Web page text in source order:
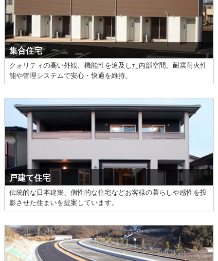
集合住宅
クォリティの高い外観、機能性を追及した内部空間。耐震耐火性
能や管理システムで安心・快適を維持。
戸建て住宅
伝統的な日本建築、個性的な住宅などお客様の暮らしや感性を投
影させた住まいを提案しています。